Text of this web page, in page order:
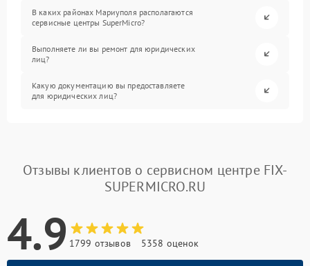
В каких районах Мариуполя располагаются
сервисные центры SuperMicro?
Выполняете ли вы ремонт для юридических
лиц?
Какую документацию вы предоставляете
для юридических лиц?
Отзывы клиентов о сервисном центре FIX-
SUPERMICRO.RU
4.9 1799 отзывов 5358 оценок